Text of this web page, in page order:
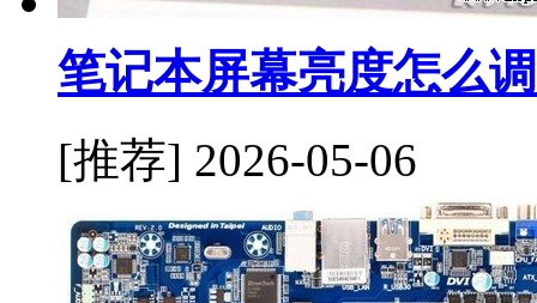
笔记本屏幕亮度怎么
[推荐] 2026-05-06